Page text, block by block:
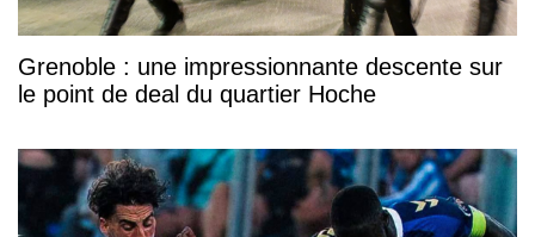
Grenoble : une impressionnante descente sur
le point de deal du quartier Hoche